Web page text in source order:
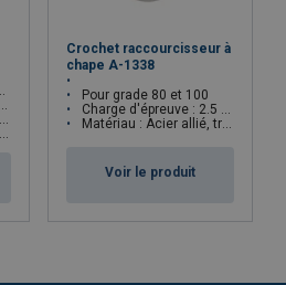
Crochet raccourcisseur à
chape A-1338
Pour grade 80 et 100
Charge d'épreuve : 2.5 x CMU
Matériau : Acier allié, trempé et revenu
Voir le produit